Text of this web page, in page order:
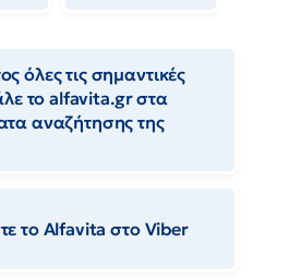
όλες τις σημαντικές
το alfavita.gr στα
αναζήτησης της
το Αlfavita στο Viber